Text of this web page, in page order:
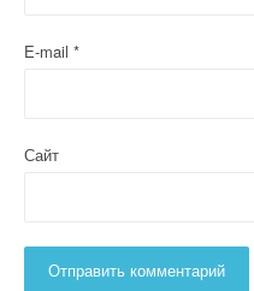
E-mail *
Сайт